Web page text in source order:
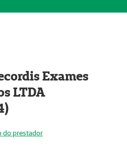
Exames
LTDA
do prestador